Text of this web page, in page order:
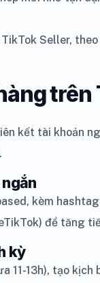
Seller,
trên
kết tài khoản
kèm
để tăng
kỳ
11-13h), tạo